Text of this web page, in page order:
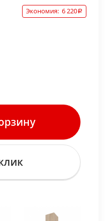
Экономия: 6 220